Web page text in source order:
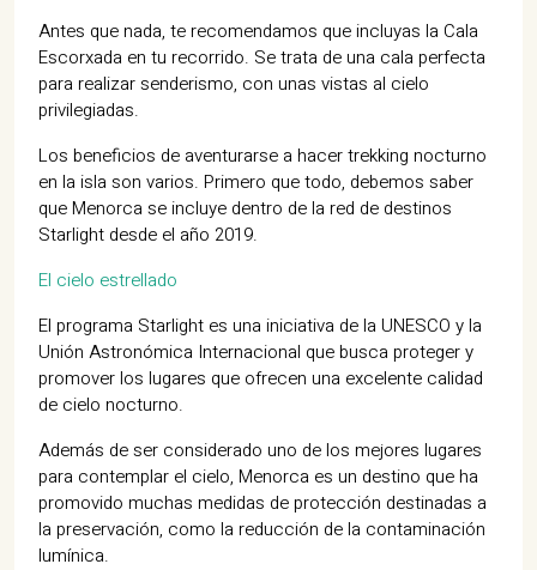
Antes que nada, te recomendamos que incluyas la Cala
Escorxada en tu recorrido. Se trata de una cala perfecta
para realizar senderismo, con unas vistas al cielo
privilegiadas.
Los beneficios de aventurarse a hacer trekking nocturno
en la isla son varios. Primero que todo, debemos saber
que Menorca se incluye dentro de la red de destinos
Starlight desde el año 2019.
El cielo estrellado
El programa Starlight es una iniciativa de la UNESCO y la
Unión Astronómica Internacional que busca proteger y
promover los lugares que ofrecen una excelente calidad
de cielo nocturno.
Además de ser considerado uno de los mejores lugares
para contemplar el cielo, Menorca es un destino que ha
promovido muchas medidas de protección destinadas a
la preservación, como la reducción de la contaminación
lumínica.